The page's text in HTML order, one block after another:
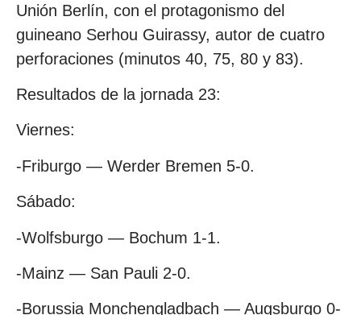
Unión Berlín, con el protagonismo del
guineano Serhou Guirassy, autor de cuatro
perforaciones (minutos 40, 75, 80 y 83).
Resultados de la jornada 23:
Viernes:
-Friburgo — Werder Bremen 5-0.
Sábado:
-Wolfsburgo — Bochum 1-1.
-Mainz — San Pauli 2-0.
-Borussia Monchengladbach — Augsburgo 0-